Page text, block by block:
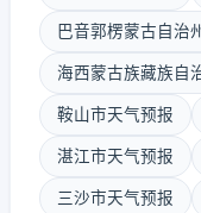
巴音郭楞蒙古自治
海西蒙古族藏族自
鞍山市天气预报
湛江市天气预报
三沙市天气预报